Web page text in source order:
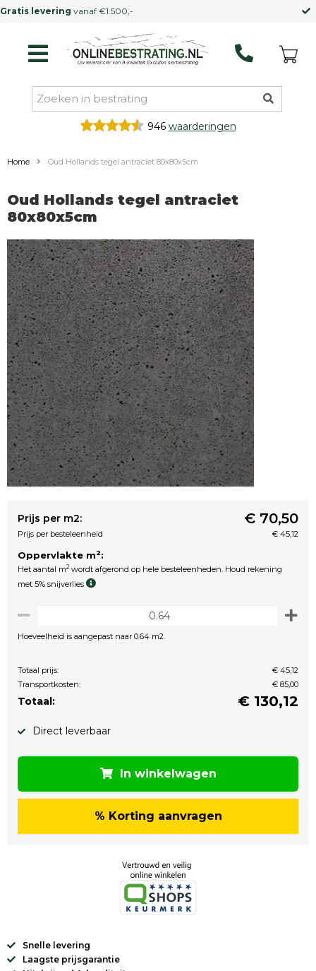
Kleinere vrachtwagen
946 waarderingen
Home Oud Hollands tegel antraciet 80x80x5cm
Oud Hollands tegel antraciet
80x80x5cm
Prijs per m2: € 70,50
Prijs per besteleenheid € 45,12
Oppervlakte m2:
Het aantal m2 wordt afgerond op hele besteleenheden. Houd rekening
met 5% snijverlies
Hoeveelheid is aangepast naar 0.64 m2.
Totaal prijs:
€ 45,12
Transportkosten:
€ 85,00
Totaal: € 130,12
Direct leverbaar
In winkelwagen
% Korting aanvragen
Snelle levering
Laagste prijsgarantie